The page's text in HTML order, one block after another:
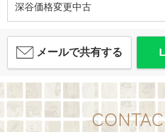
深谷価格変更中古
メールで共有する